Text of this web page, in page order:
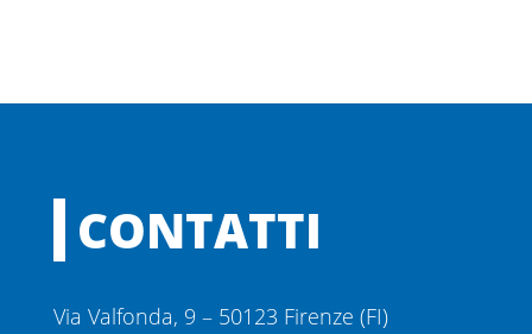
CONTATTI
Via Valfonda, 9 – 50123 Firenze (FI)